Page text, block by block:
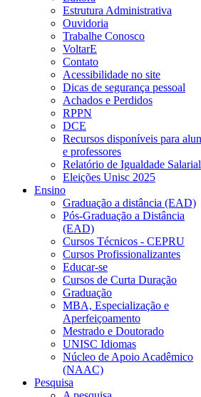
Estrutura Administrativa
Ouvidoria
Trabalhe Conosco
VoltarE
Contato
Acessibilidade no site
Dicas de segurança pessoal
Achados e Perdidos
RPPN
DCE
Recursos disponíveis para
e professores
Relatório de Igualdade Salarial
Eleições Unisc 2025
Ensino
Graduação a distância (EAD)
Pós-Graduação a Distância
(EAD)
Cursos Técnicos - CEPRU
Cursos Profissionalizantes
Educar-se
Cursos de Curta Duração
Graduação
MBA, Especialização e
Aperfeiçoamento
Mestrado e Doutorado
UNISC Idiomas
Núcleo de Apoio Acadêmico
(NAAC)
Pesquisa